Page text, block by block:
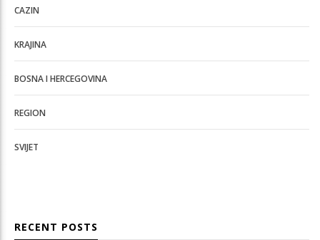
CAZIN
KRAJINA
BOSNA I HERCEGOVINA
REGION
SVIJET
RECENT POSTS